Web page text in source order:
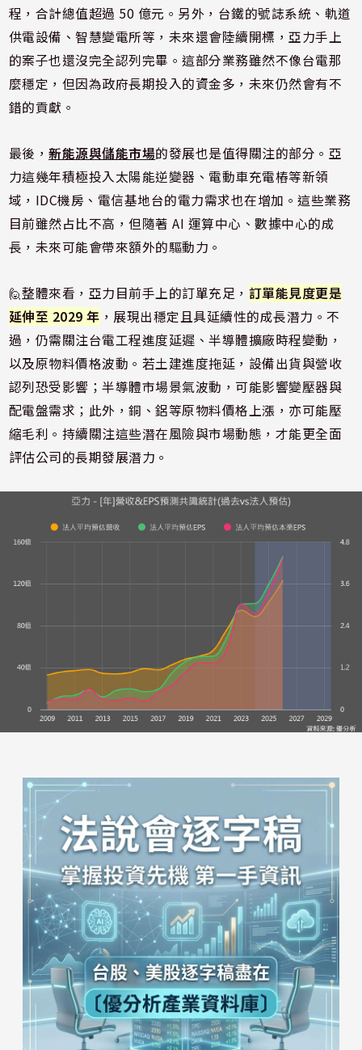
程，合計總值超過 50 億元。另外，台鐵的號誌系統、軌道
供電設備、智慧變電所等，未來還會陸續開標，亞力手上
的案子也還沒完全認列完畢。這部分業務雖然不像台電那
麼穩定，但因為政府長期投入的資金多，未來仍然會有不
錯的貢獻。
最後，新能源與儲能市場的發展也是值得關注的部分。亞
力這幾年積極投入太陽能逆變器、電動車充電樁等新領
域，IDC機房、電信基地台的電力需求也在增加。這些業務
目前雖然占比不高，但隨著 AI 運算中心、數據中心的成
長，未來可能會帶來額外的驅動力。
🙋整體來看，亞力目前手上的訂單充足， 訂單能見度更是
延伸至 2029 年 ，展現出穩定且具延續性的成長潛力。不
過，仍需關注台電工程進度延遲、半導體擴廠時程變動，
以及原物料價格波動。若土建進度拖延，設備出貨與營收
認列恐受影響；半導體市場景氣波動，可能影響變壓器與
配電盤需求；此外，銅、鋁等原物料價格上漲，亦可能壓
縮毛利。持續關注這些潛在風險與市場動態，才能更全面
評估公司的長期發展潛力。